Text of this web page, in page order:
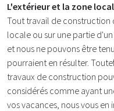
L'extérieur et la zone
Tout travail de
locale ou sur une partie
et nous ne pouvons être
pourraient en résulter.
travaux de construction
considérés comme ayant
vos vacances, nous vous